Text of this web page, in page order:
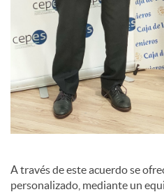
A través de este acuerdo se
personalizado, mediante un